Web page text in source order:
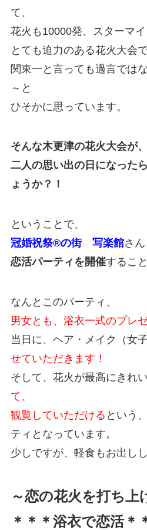
て、
花火も10000発、スターマイ
とても迫力のある花火大会で
関東一と言っても過言では
～と
ひそかに思っています。
そんな木更津の花火大会が、
二人の思い出の日になった
ょうか？！
ということで、
冠婚祝祭®の街 写楽館さ
恋活パーティを開催するこ
なんとこのパーティ、
男女とも、浴衣一式のプレゼ
当日に、ヘア・メイク（女子
せていただきます！
そして、花火が最高にきれ
て、
観覧していただける という
ティとなっています。
少しですが、軽食もお出しし
～恋の花火を打ち上
＊＊＊浴衣で恋活＊